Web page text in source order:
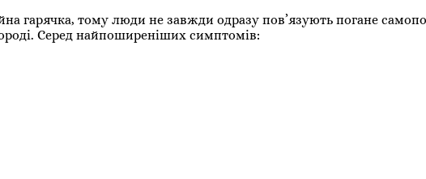
гарячка, тому люди не завжди одразу пов’язують погане
Серед найпоширеніших симптомів: